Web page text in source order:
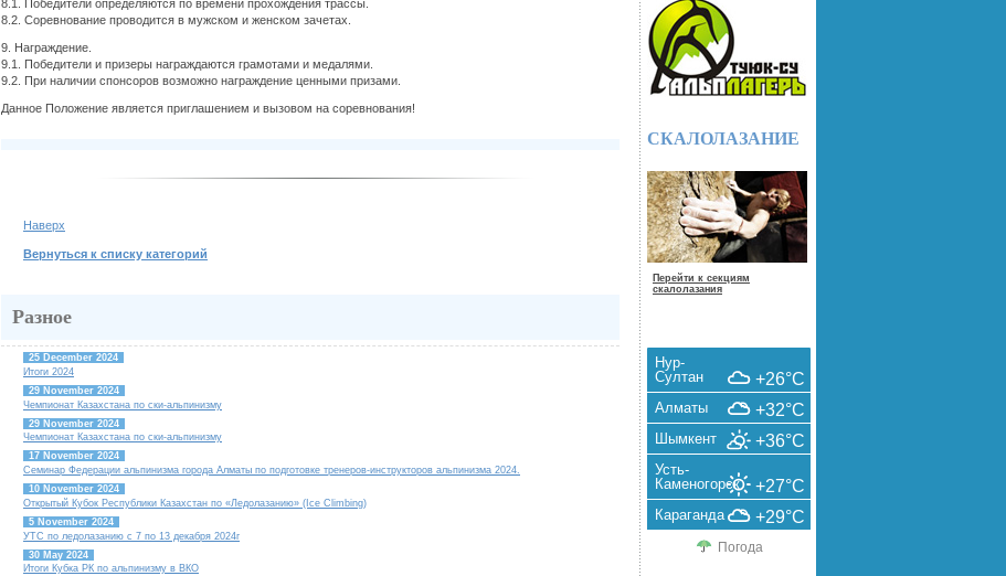
8.1. Победители определяются по времени прохождения трассы.
8.2. Соревнование проводится в мужском и женском зачетах.
9. Награждение.
9.1. Победители и призеры награждаются грамотами и медалями.
9.2. При наличии спонсоров возможно награждение ценными призами.
Данное Положение является приглашением и вызовом на соревнования!
Наверх
Вернуться к списку категорий
Разное
25 December 2024
Итоги 2024
29 November 2024
Чемпионат Казахстана по ски-альпинизму
29 November 2024
Чемпионат Казахстана по ски-альпинизму
17 November 2024
Семинар Федерации альпинизма города Алматы по подготовке тренеров-инструкторов альпинизма 2024.
10 November 2024
Открытый Кубок Республики Казахстан по «Ледолазанию» (Ice Climbing)
5 November 2024
УТС по ледолазанию с 7 по 13 декабря 2024г
30 May 2024
Итоги Кубка РК по альпинизму в ВКО
СКАЛОЛАЗАНИЕ
Перейти к секциям
скалолазания
Нур-
Султан
+26°C
Алматы +32°C
Шымкент +36°C
Усть-
Каменогорск
+27°C
Караганда +29°C
Погода